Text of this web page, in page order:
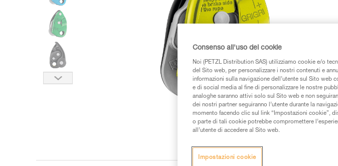
Consenso all'uso dei cookie
Noi (PETZL Distribution SAS) utilizziamo cookie e/o
del Sito web, per personalizzare i nostri contenuti e
informazioni sulla navigazione dell’utente sul Sito
e di social media al fine di personalizzare le nostre
analoghe saranno attivi solo sul Sito web e non
dei nostri partner seguiranno l’utente durante la
momento facendo clic sul link “Impostazioni cookie”,
o parte di tali cookie potrebbe compromettere
all’utente di accedere al Sito web.
Impostazioni cookie